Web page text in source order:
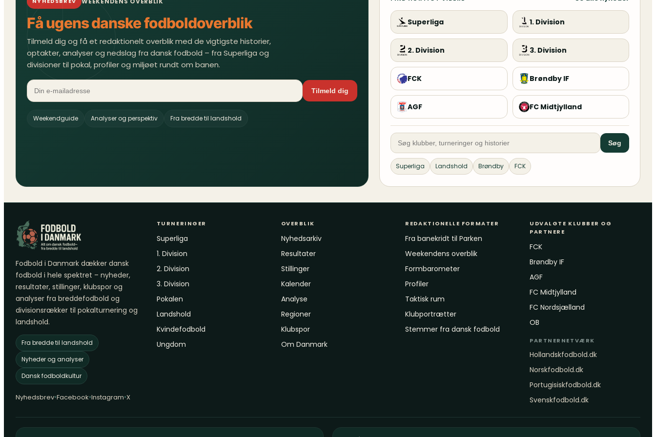
Få ugens danske fodboldoverblik
Tilmeld dig og få et redaktionelt overblik med de vigtigste historier,
optakter, analyser og nedslag fra dansk fodbold – fra Superliga og
divisioner til pokal, profiler og miljøet rundt om banen.
Tilmeld dig
Weekendguide Analyser og perspektiv Fra bredde til landshold
Superliga 1. Division
2. Division 3. Division
FCK Brøndby IF
AGF FC Midtjylland
Søg
Superliga Landshold Brøndby FCK
Fodbold i Danmark dækker dansk
fodbold i hele spektret – nyheder,
resultater, stillinger, klubspor og
analyser fra breddefodbold og
divisionsrækker til pokalturnering og
landshold.
Fra bredde til landshold
Nyheder og analyser
Dansk fodboldkultur
Nyhedsbrev•Facebook•Instagram•X
TURNERINGER
Superliga
1. Division
2. Division
3. Division
Pokalen
Landshold
Kvindefodbold
Ungdom
OVERBLIK
Nyhedsarkiv
Resultater
Stillinger
Kalender
Analyse
Regioner
Klubspor
Om Danmark
REDAKTIONELLE FORMATER
Fra banekridt til Parken
Weekendens overblik
Formbarometer
Profiler
Taktisk rum
Klubportrætter
Stemmer fra dansk fodbold
UDVALGTE KLUBBER OG
PARTNERE
FCK
Brøndby IF
AGF
FC Midtjylland
FC Nordsjælland
OB
PARTNERNETVÆRK
Hollandskfodbold.dk
Norskfodbold.dk
Portugisiskfodbold.dk
Svenskfodbold.dk